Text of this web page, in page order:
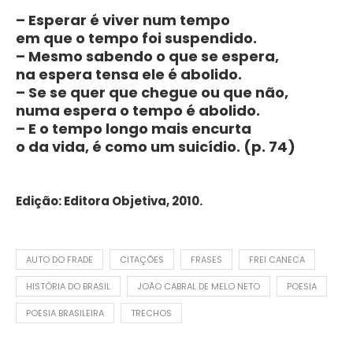
– Esperar é viver num tempo
em que o tempo foi suspendido.
– Mesmo sabendo o que se espera,
na espera tensa ele é abolido.
– Se se quer que chegue ou que não,
numa espera o tempo é abolido.
– E o tempo longo mais encurta
o da vida, é como um suicídio. (p. 74)
Edição: Editora Objetiva, 2010.
AUTO DO FRADE CITAÇÕES FRASES FREI CANECA
HISTÓRIA DO BRASIL JOÃO CABRAL DE MELO NETO POESIA
POESIA BRASILEIRA TRECHOS